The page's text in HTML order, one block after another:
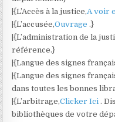
|{L’Accès à la justice,A voir
|{L’accusée,Ouvrage.}
|{L’administration de la
référence.}
|{Langue des signes
|{Langue des signes
dans toutes les bonnes
|{L’arbitrage,Clicker Ici.
bibliothèques de votre